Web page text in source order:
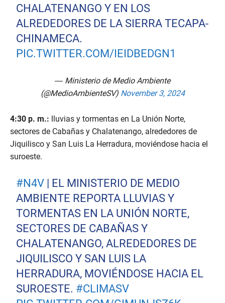
CHALATENANGO Y EN LOS
ALREDEDORES DE LA SIERRA TECAPA-
CHINAMECA.
PIC.TWITTER.COM/IEIDBEDGN1
— Ministerio de Medio Ambiente
(@MedioAmbienteSV) November 3, 2024
4:30 p. m.: lluvias y tormentas en La Unión Norte,
sectores de Cabañas y Chalatenango, alrededores de
Jiquilisco y San Luis La Herradura, moviéndose hacia el
suroeste.
#N4V | EL MINISTERIO DE MEDIO
AMBIENTE REPORTA LLUVIAS Y
TORMENTAS EN LA UNIÓN NORTE,
SECTORES DE CABAÑAS Y
CHALATENANGO, ALREDEDORES DE
JIQUILISCO Y SAN LUIS LA
HERRADURA, MOVIÉNDOSE HACIA EL
SUROESTE. #CLIMASV